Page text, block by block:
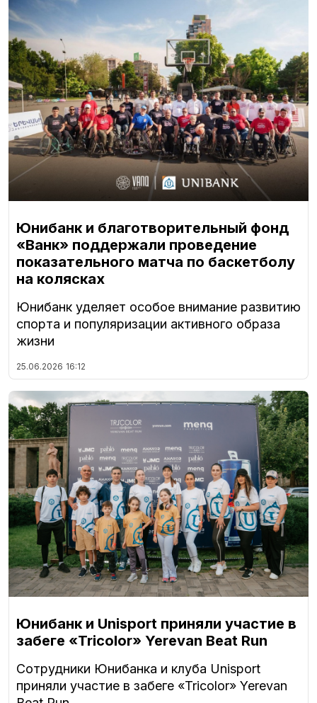
Юнибанк и благотворительный фонд
«Ванк» поддержали проведение
показательного матча по баскетболу
на колясках
Юнибанк уделяет особое внимание развитию
спорта и популяризации активного образа
жизни
25.06.2026 16:12
Юнибанк и Unisport приняли участие в
забеге «Tricolor» Yerevan Beat Run
Сотрудники Юнибанка и клуба Unisport
приняли участие в забеге «Tricolor» Yerevan